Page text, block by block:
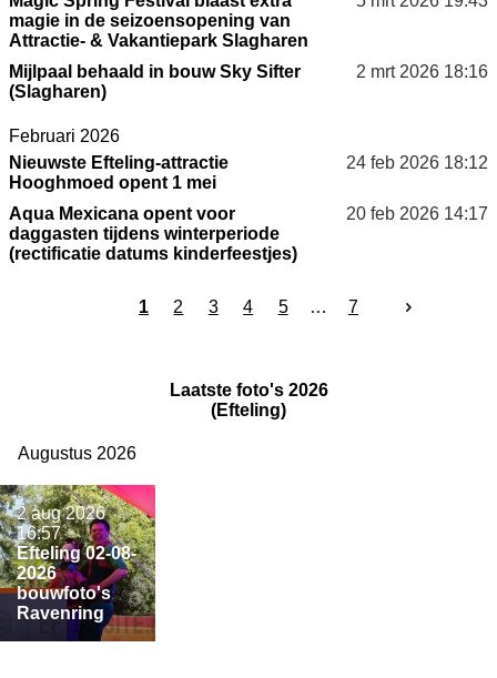
magie in de seizoensopening van
Attractie‑ & Vakantiepark Slagharen
Mijlpaal behaald in bouw Sky Sifter
(Slagharen)
2 mrt 2026 18:16
Februari 2026
Nieuwste Efteling-attractie
Hooghmoed opent 1 mei
24 feb 2026 18:12
Aqua Mexicana opent voor
daggasten tijdens winterperiode
(rectificatie datums kinderfeestjes)
20 feb 2026 14:17
1 2 3 4 5 7
Laatste foto's 2026
(Efteling)
Augustus 2026
Efteling 02-08-
2026
bouwfoto's
Ravenring
2 aug 2026
16:57